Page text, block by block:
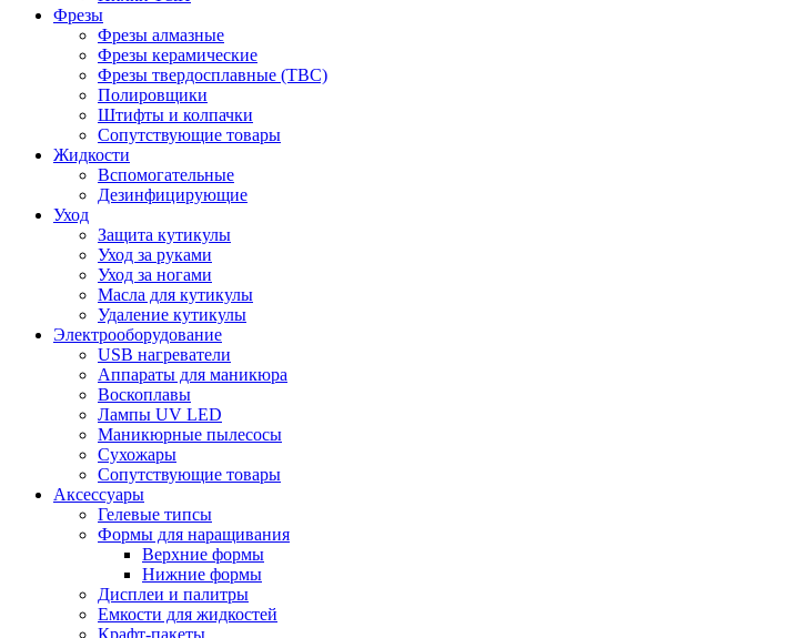
Фрезы
Фрезы алмазные
Фрезы керамические
Фрезы твердосплавные (ТВС)
Полировщики
Штифты и колпачки
Сопутствующие товары
Жидкости
Вспомогательные
Дезинфицирующие
Уход
Защита кутикулы
Уход за руками
Уход за ногами
Масла для кутикулы
Удаление кутикулы
Электрооборудование
USB нагреватели
Аппараты для маникюра
Воскоплавы
Лампы UV LED
Маникюрные пылесосы
Сухожары
Сопутствующие товары
Аксессуары
Гелевые типсы
Формы для наращивания
Верхние формы
Нижние формы
Дисплеи и палитры
Емкости для жидкостей
Крафт-пакеты